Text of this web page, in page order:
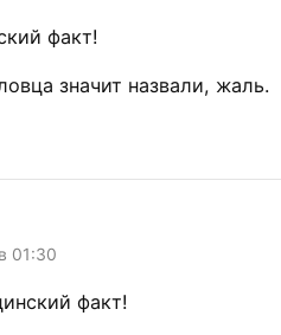
факт!
значит назвали, жаль.
01:30
факт!